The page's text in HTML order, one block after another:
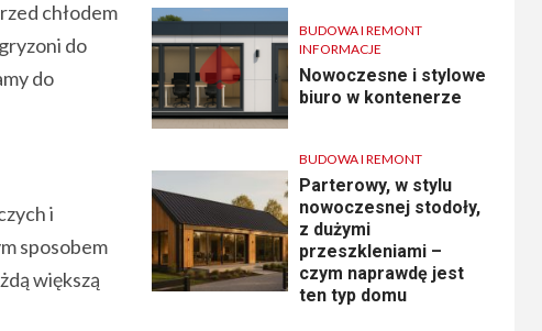
chłodem
do
do
i
sposobem
większą
BUDOWA I REMONT
INFORMACJE
Nowoczesne i stylowe
biuro w kontenerze
BUDOWA I REMONT
Parterowy, w stylu
nowoczesnej stodoły,
z dużymi
przeszkleniami –
czym naprawdę jest
ten typ domu